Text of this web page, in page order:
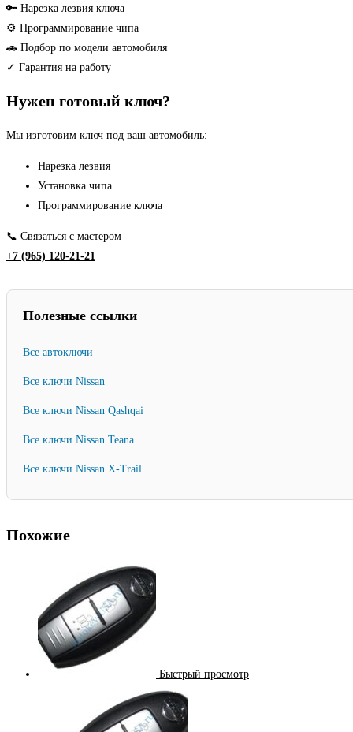
Teana
III
smart
ключ
2014
🔑 Нарезка лезвия ключа
⚙ Программирование чипа
🚗 Подбор по модели автомобиля
✓ Гарантия на работу
Нужен готовый ключ?
Мы изготовим ключ под ваш автомобиль:
Нарезка лезвия
Установка чипа
Программирование ключа
📞 Связаться с мастером
+7 (965) 120-21-21
Полезные ссылки
Все автоключи
Все ключи Nissan
Все ключи Nissan Qashqai
Все ключи Nissan Teana
Все ключи Nissan X-Trail
Похожие
Быстрый просмотр